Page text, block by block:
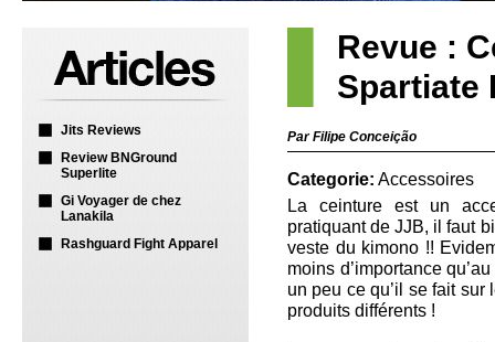
Jits Reviews
Review BNGround
Superlite
Gi Voyager de chez
Lanakila
Rashguard Fight Apparel
Revue :
Spartiate
Par Filipe Conceição
Categorie: Accessoires
La ceinture est un
pratiquant de JJB, il faut
veste du kimono !!
moins d’importance
un peu ce qu’il se fait
produits différents !